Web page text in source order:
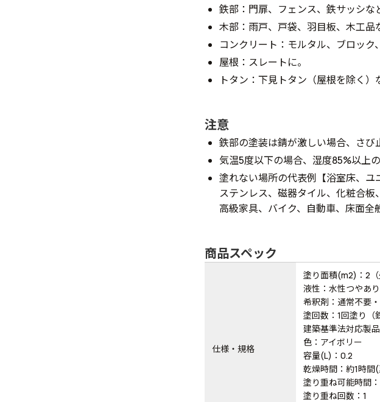
鉄部：門扉、フェンス、鉄サッシな
木部：雨戸、戸袋、羽目板、木工品
コンクリート：モルタル、ブロック
屋根：スレートに。
トタン：下見トタン（屋根を除く）
注意
鉄部の塗装は錆が激しい場合、さび
気温5度以下の場合、湿度85%以上
塗れない場所の代表例【浴室床、ユ
ステンレス、磁器タイル、化粧合板
高級家具、バイク、自動車、床面全
商品スペック
仕様・規格
塗り面積(m2)：2（
液性：水性つやあり
希釈剤：通常不要
塗回数：1回塗り（
建築基準法対応
色：アイボリー
容量(L)：0.2
乾燥時間：約1時
塗り重ね可能時間
塗り重ね回数：1